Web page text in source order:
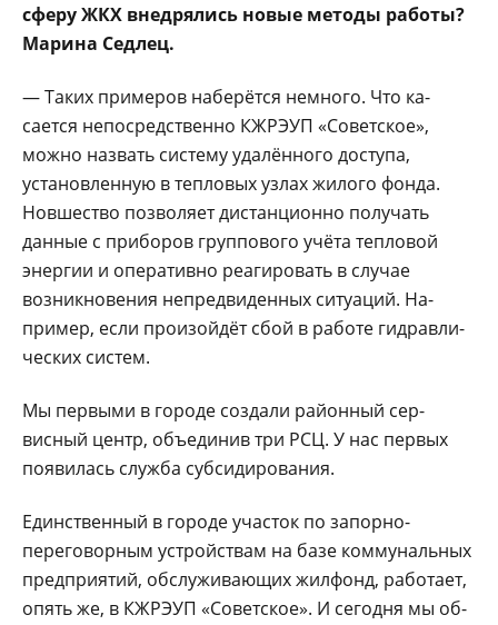
сферу ЖКХ внедря­лись новые методы ра­боты?
Марина Седлец.
— Таких примеров на­берётся немного. Что ка­
сается непосредственно КЖРЭУП «Советское»,
можно назвать систе­му удалённого доступа,
установленную в тепло­вых узлах жилого фон­да.
Новшество позволя­ет дистанционно полу­чать
данные с приборов группового учёта тепло­вой
энергии и оператив­но реагировать в случае
возникновения непред­виденных ситуаций. На­
пример, если произойдёт сбой в работе гидравли­
ческих систем.
Мы первыми в городе создали районный сер­
висный центр, объединив три РСЦ. У нас первых
появилась служба субси­дирования.
Единственный в горо­де участок по запорно-
переговорным устрой­ствам на базе комму­нальных
предприятий, обслуживающих жил­фонд, работает,
опять же, в КЖРЭУП «Совет­ское». И сегодня мы об­